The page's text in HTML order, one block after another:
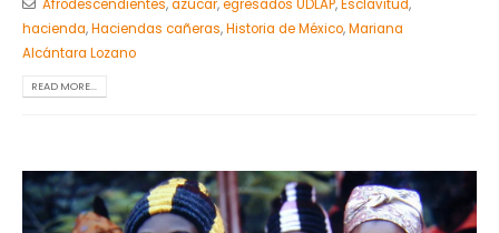
Afrodescendientes,azúcar,egresados UDLAP,Esclavitud,
hacienda,Haciendas cañeras,Historia de México,Mariana
Alcántara Lozano
READ MORE...